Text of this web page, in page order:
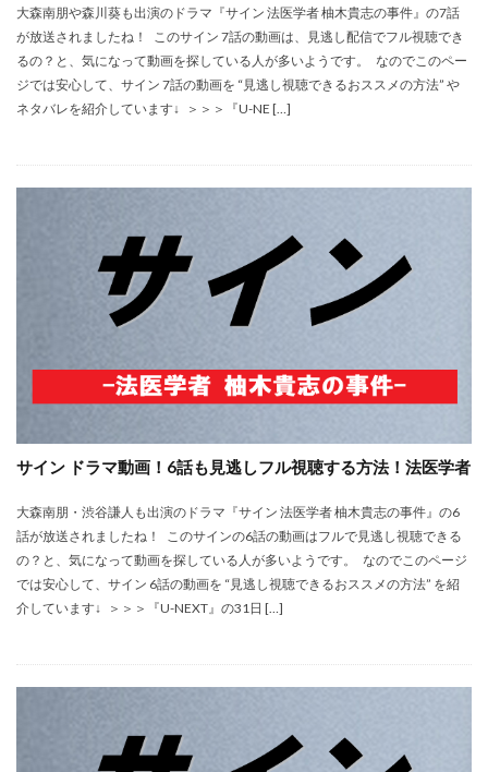
大森南朋や森川葵も出演のドラマ『サイン 法医学者 柚木貴志の事件』の7話
が放送されましたね！ このサイン 7話の動画は、見逃し配信でフル視聴でき
るの？と、気になって動画を探している人が多いようです。 なのでこのペー
ジでは安心して、サイン 7話の動画を “見逃し視聴できるおススメの方法” や
ネタバレを紹介しています↓ ＞＞＞『U-NE […]
サイン ドラマ動画！6話も見逃しフル視聴する方法！法医学者
大森南朋・渋谷謙人も出演のドラマ『サイン 法医学者 柚木貴志の事件』の6
話が放送されましたね！ このサインの6話の動画はフルで見逃し視聴できる
の？と、気になって動画を探している人が多いようです。 なのでこのページ
では安心して、サイン 6話の動画を “見逃し視聴できるおススメの方法” を紹
介しています↓ ＞＞＞『U-NEXT』の31日 […]